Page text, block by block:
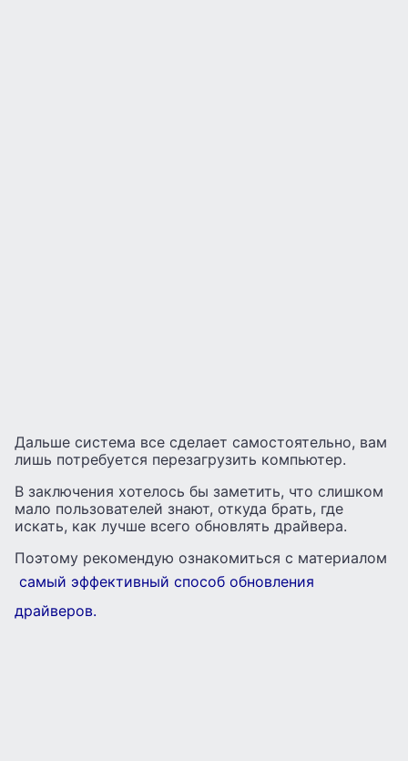
Дальше система все сделает самостоятельно, вам
лишь потребуется перезагрузить компьютер.
В заключения хотелось бы заметить, что слишком
мало пользователей знают, откуда брать, где
искать, как лучше всего обновлять драйвера.
Поэтому рекомендую ознакомиться с материалом
самый эффективный способ обновления
драйверов.